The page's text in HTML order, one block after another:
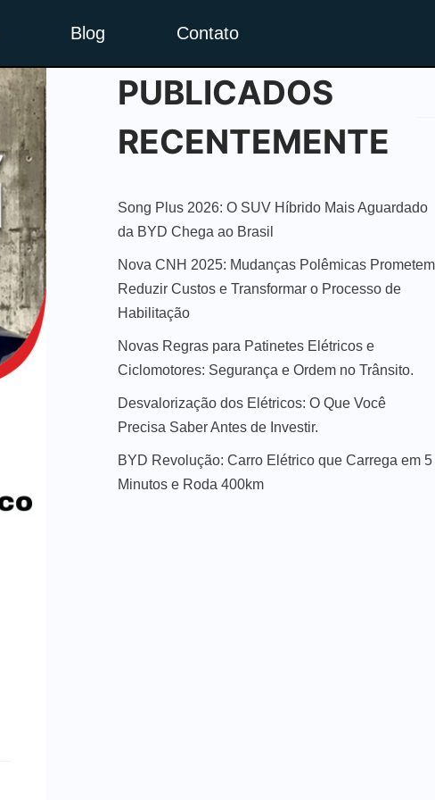
Blog Contato
PUBLICADOS
RECENTEMENTE
Song Plus 2026: O SUV Híbrido Mais Aguardado
da BYD Chega ao Brasil
Nova CNH 2025: Mudanças Polêmicas Prometem
Reduzir Custos e Transformar o Processo de
Habilitação
Novas Regras para Patinetes Elétricos e
Ciclomotores: Segurança e Ordem no Trânsito.
Desvalorização dos Elétricos: O Que Você
Precisa Saber Antes de Investir.
BYD Revolução: Carro Elétrico que Carrega em 5
Minutos e Roda 400km